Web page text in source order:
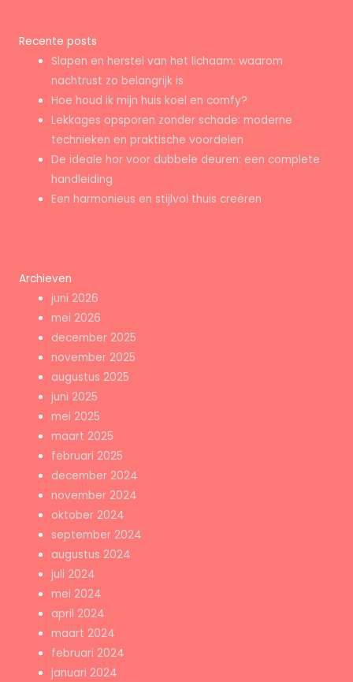
Recente posts
Slapen en herstel van het lichaam: waarom
nachtrust zo belangrijk is
Hoe houd ik mijn huis koel en comfy?
Lekkages opsporen zonder schade: moderne
technieken en praktische voordelen
De ideale hor voor dubbele deuren: een complete
handleiding
Een harmonieus en stijlvol thuis creëren
Archieven
juni 2026
mei 2026
december 2025
november 2025
augustus 2025
juni 2025
mei 2025
maart 2025
februari 2025
december 2024
november 2024
oktober 2024
september 2024
augustus 2024
juli 2024
mei 2024
april 2024
maart 2024
februari 2024
januari 2024